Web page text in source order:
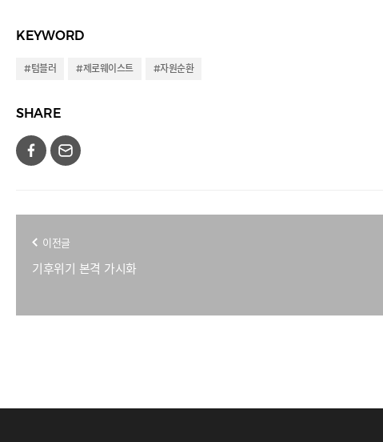
KEYWORD
#텀블러 #제로웨이스트 #자원순환
SHARE
이전글
기후위기 본격 가시화